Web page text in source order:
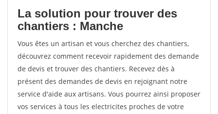
La solution pour trouver des
chantiers : Manche
Vous êtes un artisan et vous cherchez des chantiers,
découvrez comment recevoir rapidement des demande
de devis et trouver des chantiers. Recevez dès à
présent des demandes de devis en rejoignant notre
service d'aide aux artisans. Vous pourrez ainsi proposer
vos services à tous les electricites proches de votre